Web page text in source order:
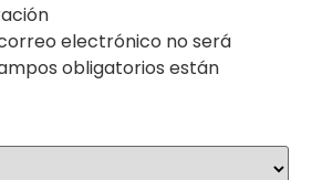
electrónico no será
obligatorios están